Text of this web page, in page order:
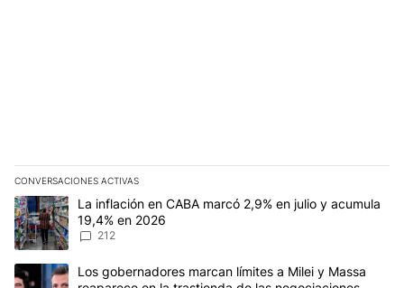
CONVERSACIONES ACTIVAS
Este listado muestra los artículos con más comentarios en los
Un artículo de tendencia con el título "La inflación en CABA
La inflación en CABA marcó 2,9% en julio y acumula
19,4% en 2026
212
Un artículo de tendencia con el título "Los gobernadores marcan
Los gobernadores marcan límites a Milei y Massa